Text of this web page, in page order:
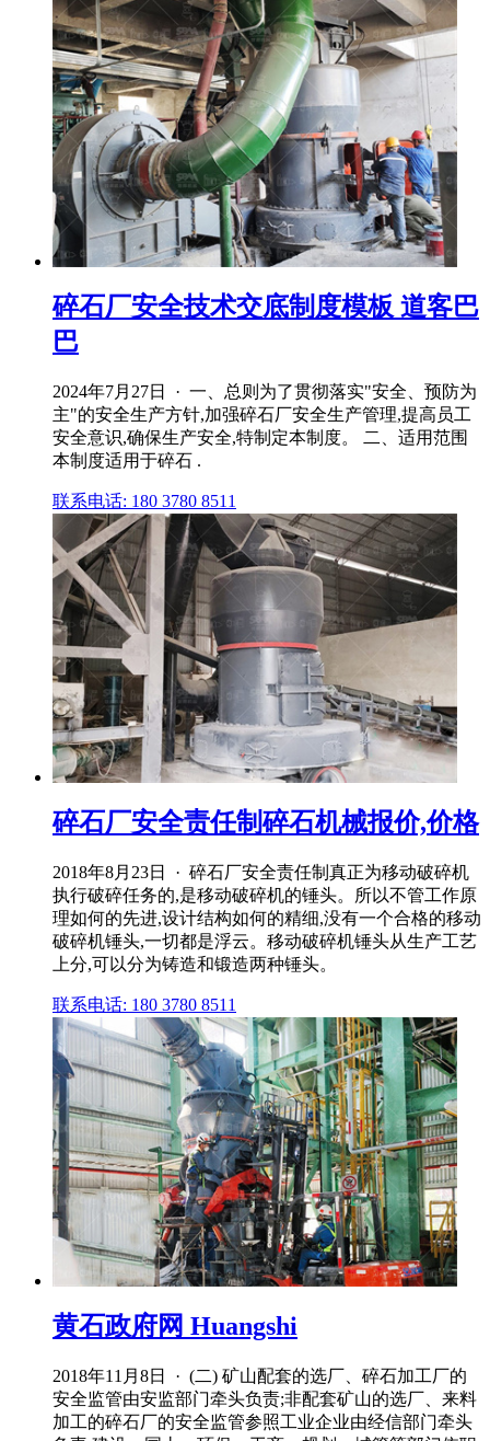
碎石厂安全技术交底制度模板 道客巴
巴
2024年7月27日 · 一、总则为了贯彻落实"安全、预防为
主"的安全生产方针,加强碎石厂安全生产管理,提高员工
安全意识,确保生产安全,特制定本制度。 二、适用范围
本制度适用于碎石 .
联系电话: 180 3780 8511
碎石厂安全责任制碎石机械报价,价格
2018年8月23日 · 碎石厂安全责任制真正为移动破碎机
执行破碎任务的,是移动破碎机的锤头。所以不管工作原
理如何的先进,设计结构如何的精细,没有一个合格的移动
破碎机锤头,一切都是浮云。移动破碎机锤头从生产工艺
上分,可以分为铸造和锻造两种锤头。
联系电话: 180 3780 8511
黄石政府网 Huangshi
2018年11月8日 · (二) 矿山配套的选厂、碎石加工厂的
安全监管由安监部门牵头负责;非配套矿山的选厂、来料
加工的碎石厂的安全监管参照工业企业由经信部门牵头